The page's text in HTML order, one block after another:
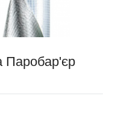
Паробар'єр